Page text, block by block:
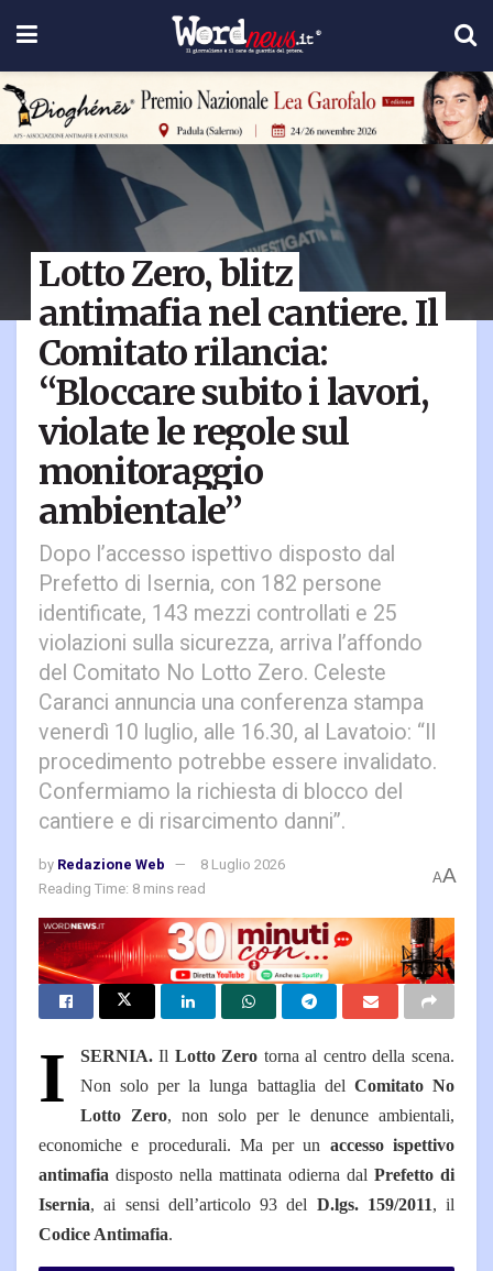
Lotto Zero, blitz
antimafia nel cantiere. Il
Comitato rilancia:
“Bloccare subito i lavori,
violate le regole sul
monitoraggio
ambientale”
Dopo l’accesso ispettivo disposto dal
Prefetto di Isernia, con 182 persone
identificate, 143 mezzi controllati e 25
violazioni sulla sicurezza, arriva l’affondo
del Comitato No Lotto Zero. Celeste
Caranci annuncia una conferenza stampa
venerdì 10 luglio, alle 16.30, al Lavatoio: “Il
procedimento potrebbe essere invalidato.
Confermiamo la richiesta di blocco del
cantiere e di risarcimento danni”.
by Redazione Web
8 Luglio 2026
Reading Time: 8 mins read
AA
I SERNIA.Il Lotto Zero torna al centro della scena.
Non solo per la lunga battaglia del Comitato No
Lotto Zero, non solo per le denunce ambientali,
economiche e procedurali. Ma per un accesso ispettivo
antimafia disposto nella mattinata odierna dal Prefetto di
Isernia, ai sensi dell’articolo 93 del D.lgs. 159/2011, il
Codice Antimafia.